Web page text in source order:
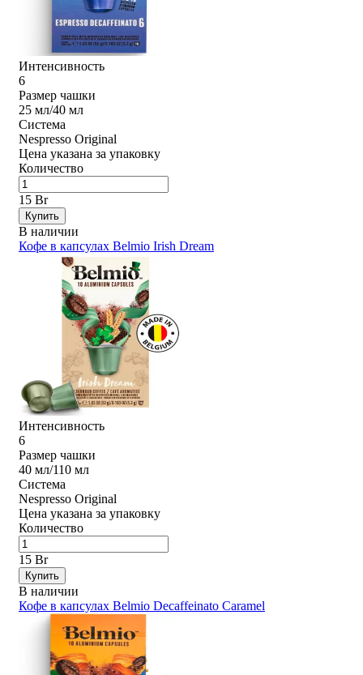
Интенсивность
6
Размер чашки
25 мл/40 мл
Система
Nespresso Original
Цена указана за упаковку
Количество
15 Br
Купить
В наличии
Кофе в капсулах Belmio Irish Dream
Интенсивность
6
Размер чашки
40 мл/110 мл
Система
Nespresso Original
Цена указана за упаковку
Количество
15 Br
Купить
В наличии
Кофе в капсулах Belmio Decaffeinato Caramel